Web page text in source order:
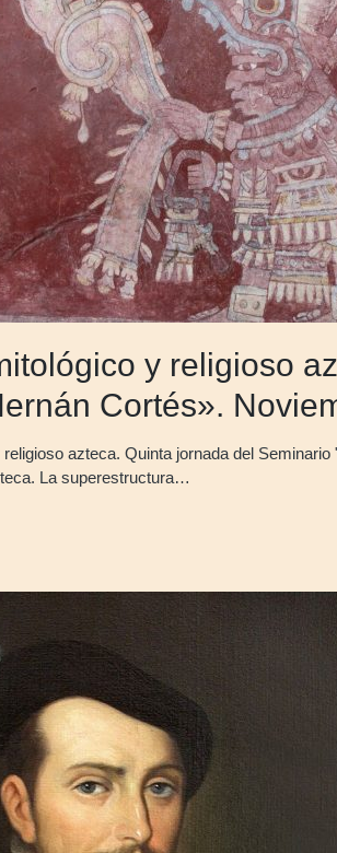
y religioso
Cortés».
azteca. Quinta jornada del
La superestructura…